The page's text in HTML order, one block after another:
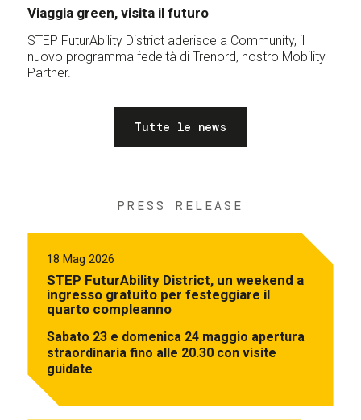
Viaggia green, visita il futuro
STEP FuturAbility District aderisce a Community, il
nuovo programma fedeltà di Trenord, nostro Mobility
Partner.
Tutte le news
PRESS RELEASE
18 Mag 2026
STEP FuturAbility District, un weekend a
ingresso gratuito per festeggiare il
quarto compleanno
Sabato 23 e domenica 24 maggio apertura
straordinaria fino alle 20.30 con visite
guidate